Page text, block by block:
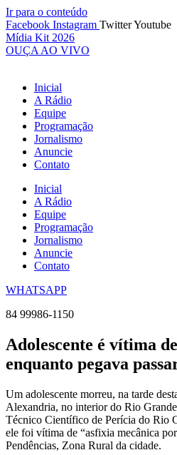
Ir para o conteúdo
Facebook Instagram TwitterYoutube
Mídia Kit 2026
OUÇA AO VIVO
Inicial
A Rádio
Equipe
Programação
Jornalismo
Anuncie
Contato
Inicial
A Rádio
Equipe
Programação
Jornalismo
Anuncie
Contato
WHATSAPP
84 99986-1150
Adolescente é vítima
enquanto pegava
Um adolescente morreu, na tarde
Alexandria, no interior do Rio
Técnico Científico de Perícia do Rio
ele foi vítima de “asfixia mecânica
Pendências, Zona Rural da cidade.